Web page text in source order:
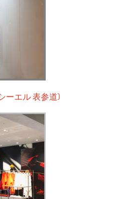
シーエル 表参道)